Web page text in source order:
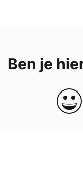
Ben je